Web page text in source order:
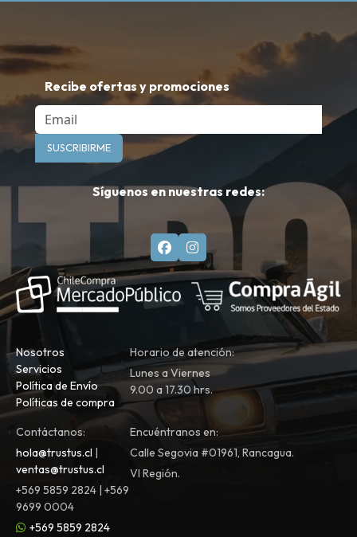
Recibe ofertas y promociones
Email
SUSCRIBIRME
Síguenos en nuestras redes:
Nosotros
Servicios
Política de Envío
Políticas de compra
Horario de atención:
Lunes a Viernes
9.00 a 17.30 hrs.
Contáctanos:
hola@trustus.cl |
ventas@trustus.cl
+569 5859 2824 | +569
9699 0004
+569 5859 2824
Encuéntranos en:
Calle Segovia #01961, Rancagua.
VI Región.